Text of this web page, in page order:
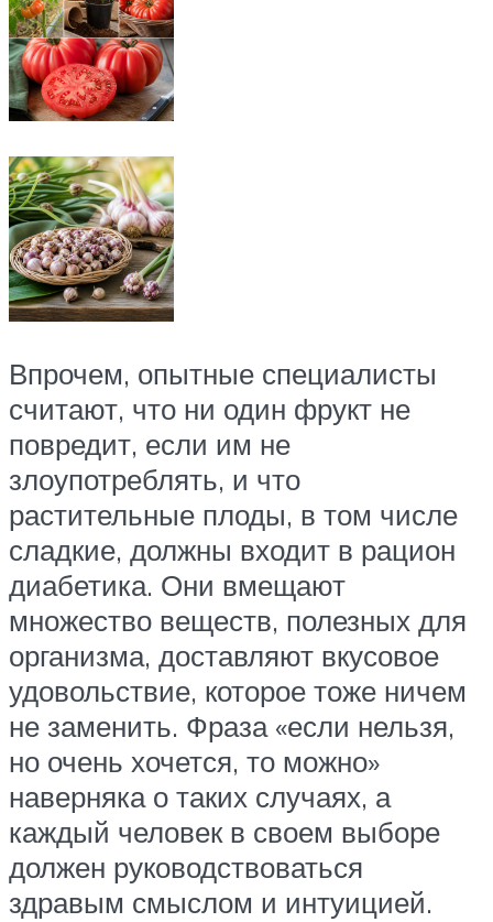
Впрочем, опытные специалисты
считают, что ни один фрукт не
повредит, если им не
злоупотреблять, и что
растительные плоды, в том числе
сладкие, должны входит в рацион
диабетика. Они вмещают
множество веществ, полезных для
организма, доставляют вкусовое
удовольствие, которое тоже ничем
не заменить. Фраза «если нельзя,
но очень хочется, то можно»
наверняка о таких случаях, а
каждый человек в своем выборе
должен руководствоваться
здравым смыслом и интуицией.